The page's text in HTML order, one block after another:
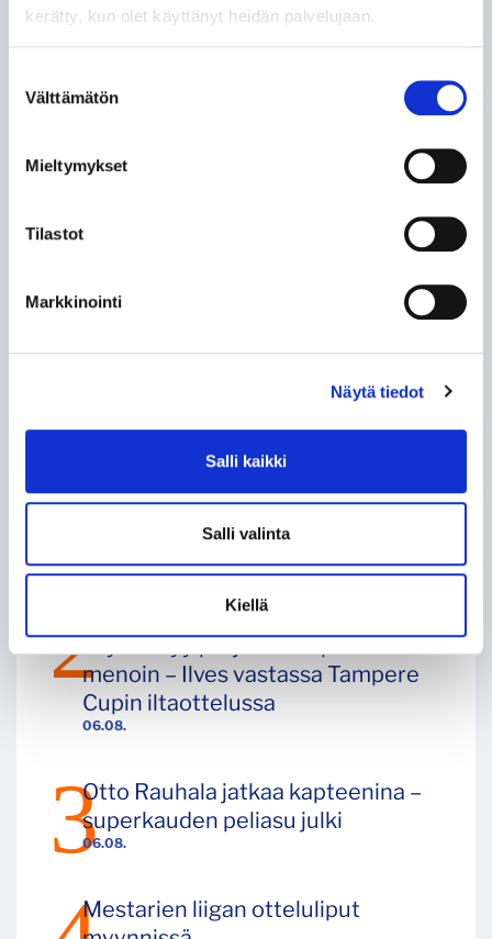
kerätty, kun olet käyttänyt heidän palvelujaan.
valinta
Välttämätön
Mieltymykset
Tilastot
Markkinointi
Näytä tiedot
Salli kaikki
Salli valinta
Kiellä
UUSIMMAT ARTIKKELIT
Tampere Cupin kattava infopaketti
06.08.
Tapparan harjoituskausi
käynnistyy perjantaina perinteisin
menoin – Ilves vastassa Tampere
Cupin iltaottelussa
06.08.
Otto Rauhala jatkaa kapteenina –
superkauden peliasu julki
Mestarien liigan otteluliput